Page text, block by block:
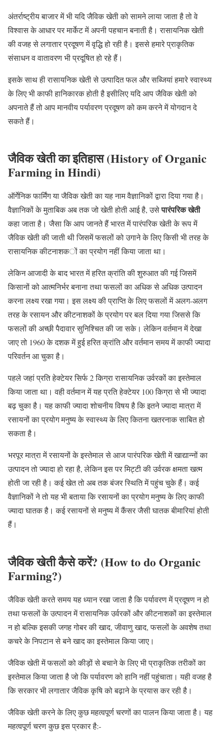
अंतर्राष्ट्रीय बाजार में भी यदि जैविक खेती को सामने लाया जाता है तो वे
विश्वास के आधार पर मार्केट में अपनी पहचान बनाती है। रासायनिक खेती
की वजह से लगातार प्रदूषण में वृद्धि हो रही है। इससे हमारे प्राकृतिक
संसाधन व वातावरण भी प्रदूषित हो रहे हैं।
इसके साथ ही रासायनिक खेती से उत्पादित फल और सब्जियां हमारे स्वास्थ्य
के लिए भी काफी हानिकारक होती है इसीलिए यदि आप जैविक खेती को
अपनाते हैं तो आप मानवीय पर्यावरण प्रदूषण को कम करने में योगदान दे
सकते हैं।
जैविक खेती का इतिहास (History of Organic
Farming in Hindi)
ऑर्गेनिक फार्मिंग या जैविक खेती का यह नाम वैज्ञानिकों द्वारा दिया गया है।
वैज्ञानिकों के मुताबिक अब तक जो खेती होती आई है, उसेपारंपरिक खेती
कहा जाता है। जैसा कि आप जानते हैं भारत में पारंपरिक खेती के रूप में
जैविक खेती की जाती थी जिसमें फसलों को उगाने के लिए किसी भी तरह के
रासायनिक कीटनाशकों का प्रयोग नहीं किया जाता था।
लेकिन आजादी के बाद भारत में हरित क्रांति की शुरुआत की गई जिसमें
किसानों को आत्मनिर्भर बनाना तथा फसलों का अधिक से अधिक उत्पादन
करना लक्ष्य रखा गया। इस लक्ष्य की प्राप्ति के लिए फसलों में अलग-अलग
तरह के रसायन और कीटनाशकों के प्रयोग पर बल दिया गया जिससे कि
फसलों की अच्छी पैदावार सुनिश्चित की जा सके। लेकिन वर्तमान में देखा
जाए तो 1960 के दशक में हुई हरित क्रांति और वर्तमान समय में काफी ज्यादा
परिवर्तन आ चुका है।
पहले जहां प्रति हेक्टेयर सिर्फ 2 किग्रा रासायनिक उर्वरकों का इस्तेमाल
किया जाता था। वही वर्तमान में यह प्रति हेक्टेयर 100 किग्रा से भी ज्यादा
बढ़ चुका है। यह काफी ज्यादा शोचनीय विषय है कि इतने ज्यादा मात्रा में
रसायनों का प्रयोग मनुष्य के स्वास्थ्य के लिए कितना खतरनाक साबित हो
सकता है।
भरपूर मात्रा में रसायनों के इस्तेमाल से आज पारंपरिक खेती में खाद्यान्नों का
उत्पादन तो ज्यादा हो रहा है, लेकिन इस पर मिट्टी की उर्वरक क्षमता खत्म
होती जा रही है। कई खेत तो अब तक बंजर स्थिति में पहुंच चुके हैं। कई
वैज्ञानिकों ने तो यह भी बताया कि रसायनों का प्रयोग मनुष्य के लिए काफी
ज्यादा घातक है। कई रसायनों से मनुष्य में कैंसर जैसी घातक बीमारियां होती
हैं।
जैविक खेती कैसे करें? (How to do Organic
Farming?)
जैविक खेती करते समय यह ध्यान रखा जाता है कि पर्यावरण में प्रदूषण न हो
तथा फसलों के उत्पादन में रासायनिक उर्वरकों और कीटनाशकों का इस्तेमाल
न हो बल्कि इसकी जगह गोबर की खाद, जीवाणु खाद, फसलों के अवशेष तथा
कचरे के निपटान से बने खाद का इस्तेमाल किया जाए।
जैविक खेती में फसलों को कीड़ों से बचाने के लिए भी प्राकृतिक तरीकों का
इस्तेमाल किया जाता है जो कि पर्यावरण को हानि नहीं पहुंचाता। यही वजह है
कि सरकार भी लगातार जैविक कृषि को बढ़ाने के प्रयास कर रही है।
जैविक खेती करने के लिए कुछ महत्वपूर्ण चरणों का पालन किया जाता है। यह
महत्वपूर्ण चरण कुछ इस प्रकार है:-